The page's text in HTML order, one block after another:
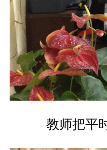
教师把平